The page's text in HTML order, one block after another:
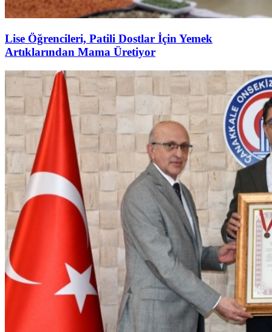
Lise Öğrencileri, Patili Dostlar İçin Yemek
Artıklarından Mama Üretiyor